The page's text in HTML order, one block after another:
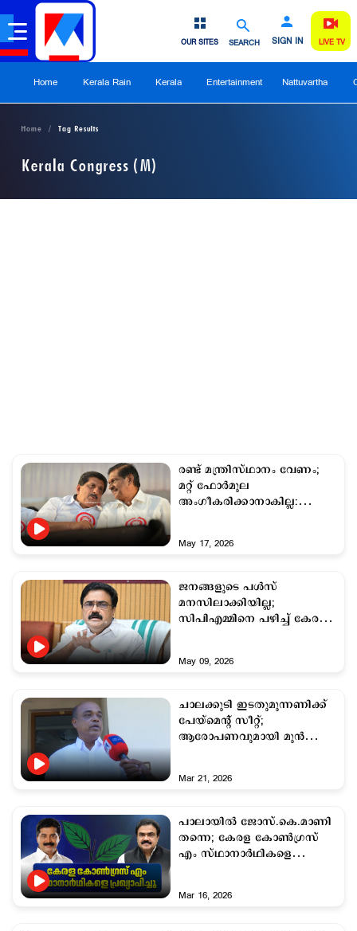
SEARCH SIGN IN
OUR SITES LIVE TV
Home Kerala Rain Kerala Entertainment Nattuvartha
Home Tag Results
Kerala Congress (M)
രണ്ട് മന്ത്രിസ്ഥാനം വേണം;
മറ്റ് ഫോര്‍മുല
അംഗീകരിക്കാനാകില്ല:
May 17, 2026
ജനങ്ങളുടെ പള്‍സ്
മനസിലാക്കിയില്ല;
സിപിഎമ്മിനെ പഴിച്ച് കേരള
May 09, 2026
ചാലക്കുടി ഇടതുമുന്നണിക്ക്
പേയ്മെന്‍റ് സീറ്റ്;
ആരോപണവുമായി മുൻ
Mar 21, 2026
പാലായില്‍ ജോസ്.കെ.മാണി
തന്നെ; കേരള കോണ്‍ഗ്രസ്
എം സ്ഥാനാര്‍ഥികളെ
Mar 16, 2026